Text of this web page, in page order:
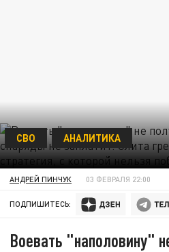
СВО АНАЛИТИКА
АНДРЕЙ ПИНЧУК 03 ФЕВРАЛЯ 22:00
ПОДПИШИТЕСЬ:
Воевать "наполовину"